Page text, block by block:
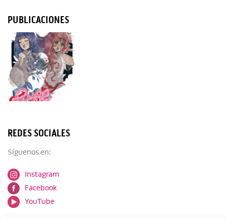
PUBLICACIONES
REDES SOCIALES
Síguenos en:
Instagram
Facebook
YouTube